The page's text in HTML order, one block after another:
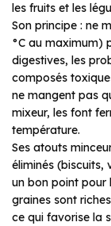
les fruits et les
Son principe : ne
°C au maximum)
digestives, les
composés
ne mangent pas
mixeur, les font
température.
Ses atouts
éliminés (biscuits,
un bon point pour
graines sont
ce qui favorise la